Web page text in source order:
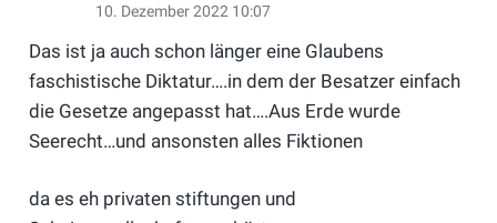
10. Dezember 2022 10:07
Das ist ja auch schon länger eine Glaubens
faschistische Diktatur….in dem der Besatzer einfach
die Gesetze angepasst hat….Aus Erde wurde
Seerecht…und ansonsten alles Fiktionen
da es eh privaten stiftungen und